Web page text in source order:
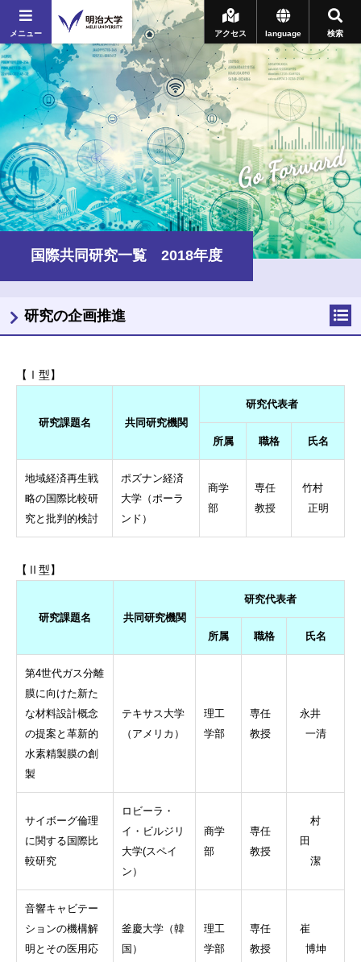
メニュー 検索
language
アクセス
Go Forward
国際共同研究一覧 2018年度
【Ⅰ型】
研究課題名 共同研究機関
研究代表者
所属 職格 氏名
地域経済再生戦
略の国際比較研
究と批判的検討
ポズナン経済
大学（ポーラ
ンド）
商学
部
専任
教授
竹村
正明
【Ⅱ型】
研究課題名 共同研究機関
研究代表者
所属 職格 氏名
第4世代ガス分離
膜に向けた新た
な材料設計概念
の提案と革新的
水素精製膜の創
製
テキサス大学
（アメリカ）
理工
学部
専任
教授
永井
一清
サイボーグ倫理
に関する国際比
較研究
ロビーラ・
イ・ビルジリ
大学(スペイ
ン）
商学
部
専任
教授
村
田
潔
音響キャビテー
ションの機構解
明とその医用応
釜慶大学（韓
国）
理工
学部
専任
教授
崔
博坤
研究の企画推進